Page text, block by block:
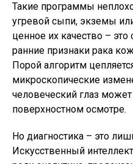
Такие программы
угревой сыпи, экземы
ценное их качество – это
ранние признаки рака
Порой алгоритм
микроскопические
человеческий глаз
поверхностном осмотре.
Но диагностика – это
Искусственный